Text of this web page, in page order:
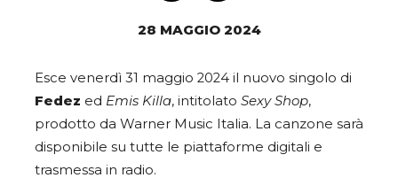
28 MAGGIO 2024
Esce venerdì 31 maggio 2024 il nuovo singolo di
Fedez ed Emis Killa, intitolato Sexy Shop,
prodotto da Warner Music Italia. La canzone sarà
disponibile su tutte le piattaforme digitali e
trasmessa in radio.